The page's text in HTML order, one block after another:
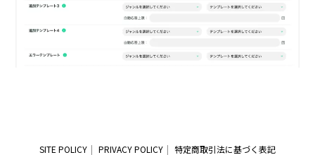
SITE POLICY PRIVACY POLICY 特定商取引法に基づく表記